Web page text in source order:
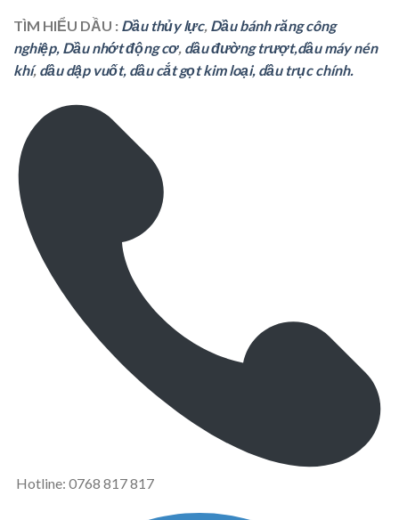
TÌM HIỂU DẦU : Dầu thủy lực, Dầu bánh răngcông
nghiệp, Dầu nhớt động cơ, dầu đường trượt,dầu máy nén
khí, dầu dập vuốt, dầu cắt gọt kim loại, dầu trục chính.
Hotline: 0768 817 817